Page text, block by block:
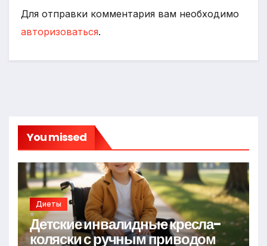
Для отправки комментария вам необходимо
авторизоваться.
You missed
Диеты
Детские инвалидные кресла-
коляски с ручным приводом